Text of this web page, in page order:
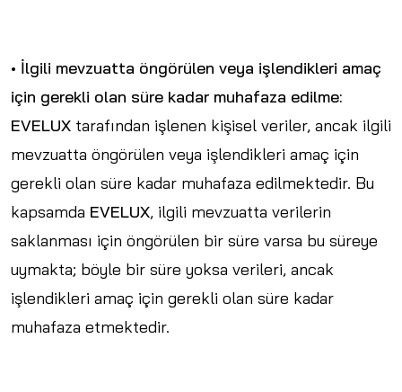
• İlgili mevzuatta öngörülen veya işlendikleri amaç
için gerekli olan süre kadar muhafaza edilme:
EVELUX tarafından işlenen kişisel veriler, ancak ilgili
mevzuatta öngörülen veya işlendikleri amaç için
gerekli olan süre kadar muhafaza edilmektedir. Bu
kapsamda EVELUX, ilgili mevzuatta verilerin
saklanması için öngörülen bir süre varsa bu süreye
uymakta; böyle bir süre yoksa verileri, ancak
işlendikleri amaç için gerekli olan süre kadar
muhafaza etmektedir.